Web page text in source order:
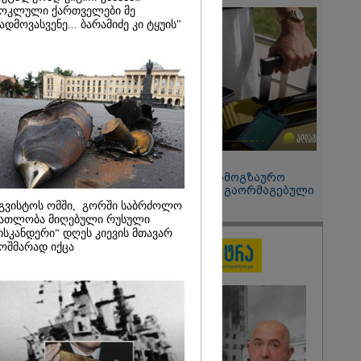
მეპარება
ბარამიძის
ხალხი
ყაზახს,
ამერიკელს,
არავინ
არაა" -
15:49 / 06-08-2026
შეიძინე ალდაგის სამოგზაურო
დაზღვევა და მიიღე გაორმაგებული
ინტერნეტი
ქართველები მე
ბარამიძე კი ტყუის"
ომში, გორში საბრძოლო
მიღებული რუსული
დღეს კიევის მთავარ
იქცა